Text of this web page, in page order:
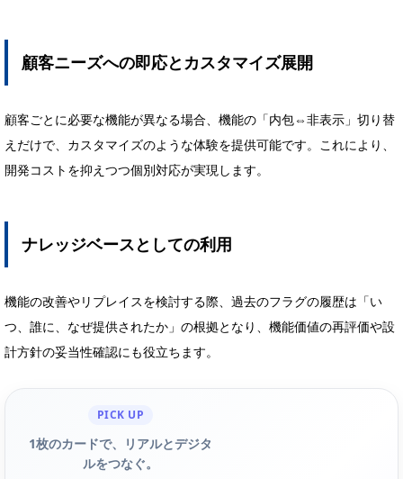
顧客ニーズへの即応とカスタマイズ展開
顧客ごとに必要な機能が異なる場合、機能の「内包⇔非表示」切り替
えだけで、カスタマイズのような体験を提供可能です。これにより、
開発コストを抑えつつ個別対応が実現します。
ナレッジベースとしての利用
機能の改善やリプレイスを検討する際、過去のフラグの履歴は「い
つ、誰に、なぜ提供されたか」の根拠となり、機能価値の再評価や設
計方針の妥当性確認にも役立ちます。
PICK UP
1枚のカードで、リアルとデジタ
ルをつなぐ。